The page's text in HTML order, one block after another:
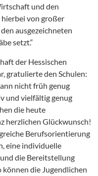
und den
von großer
ausgezeichneten
setzt.“
der Hessischen
gratulierte den Schulen:
nicht früh genug
und vielfältig genug
die heute
herzlichen Glückwunsch!
Berufsorientierung
eine individuelle
die Bereitstellung
die Jugendlichen